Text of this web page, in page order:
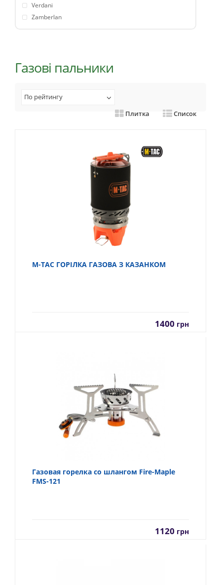
Verdani
Zamberlan
Газові пальники
По рейтингу
Плитка
Список
M-TAC ГОРІЛКА ГАЗОВА З КАЗАНКОМ
1400 грн
Газовая горелка со шлангом Fire-Maple
FMS-121
1120 грн